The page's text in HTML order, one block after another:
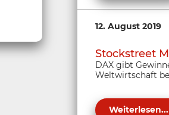
12. August 2019
Stockstreet
DAX gibt
Weltwirtschaft
Weiterlesen...